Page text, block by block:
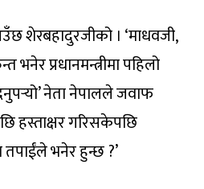
शेरबहादुरजीको । ‘माधवजी,
प्रधानमन्त्रीमा पहिलो
नेता नेपालले जवाफ
हस्ताक्षर गरिसकेपछि
तपाईंले भनेर हुन्छ ?’